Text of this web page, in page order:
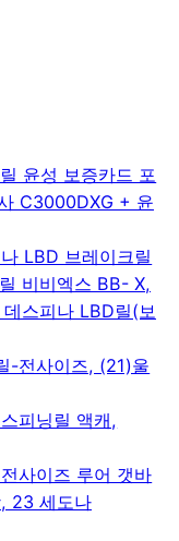
윤성 보증카드 포
C3000DXG + 윤
LBD 브레이크릴
비비엑스 BB- X,
스피나 LBD릴(보
-전사이즈, (21)울
피닝릴 액캐,
사이즈 루어 갯바
23 세도나